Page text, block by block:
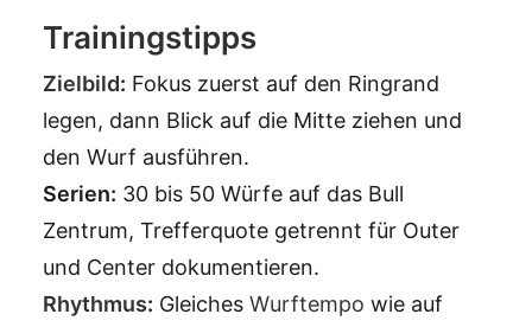
Trainingstipps
Zielbild: Fokus zuerst auf den Ringrand
legen, dann Blick auf die Mitte ziehen und
den Wurf ausführen.
Serien: 30 bis 50 Würfe auf das Bull
Zentrum, Trefferquote getrennt für Outer
und Center dokumentieren.
Rhythmus: Gleiches Wurftempo wie auf